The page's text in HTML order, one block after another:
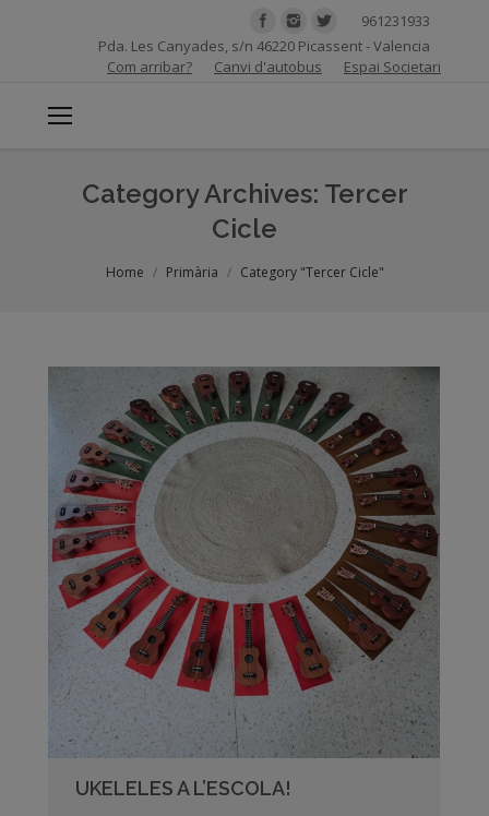
961231933
Pda. Les Canyades, s/n 46220 Picassent - Valencia
Com arribar?
Canvi d'autobus Espai Societari
Category Archives: Tercer
Cicle
You are here:
Home Primària Category "Tercer Cicle"
UKELELES A L’ESCOLA!